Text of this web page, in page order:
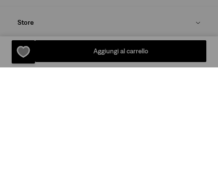
Aggiungi al carrello
Store
Informazioni Legali